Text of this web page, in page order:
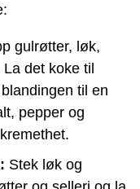
gulrøtter, løk,
det koke til
til en
pepper og
Stek løk og